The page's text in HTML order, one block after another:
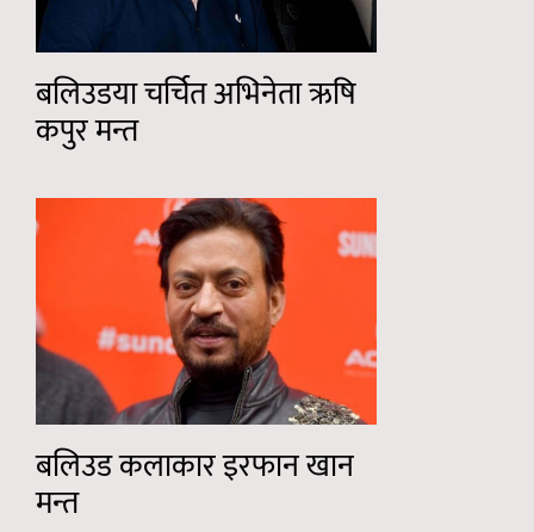
बलिउडया चर्चित अभिनेता ऋषि
कपुर मन्त
बलिउड कलाकार इरफान खान
मन्त